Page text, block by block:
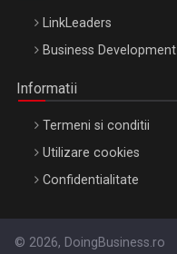
LinkLeaders
Business Development
Informatii
Termeni si conditii
Utilizare cookies
Confidentialitate
© 2026, DoingBusiness.ro